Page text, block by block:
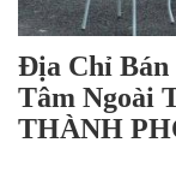
Địa Chỉ Bán
Tâm Ngoài
THÀNH